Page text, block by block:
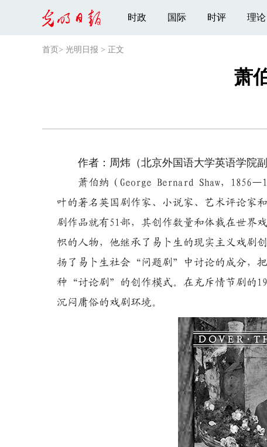
时政 国际 时评 理论
首页 > 光明日报 > 正文
萧
作者：周炜（北京外国语大学英语学院副
萧伯纳（George Bernard Shaw，
叶的著名英国剧作家、小说家、艺术评论家
剧作品就有51部，其创作数量和体裁在世界
帜的人物，他继承了易卜生的现实主义戏剧
扬了易卜生社会“问题剧”中讨论的成分，
种“讨论剧”的创作模式。在充斥情节剧的
沉闷庸俗的戏剧环境。